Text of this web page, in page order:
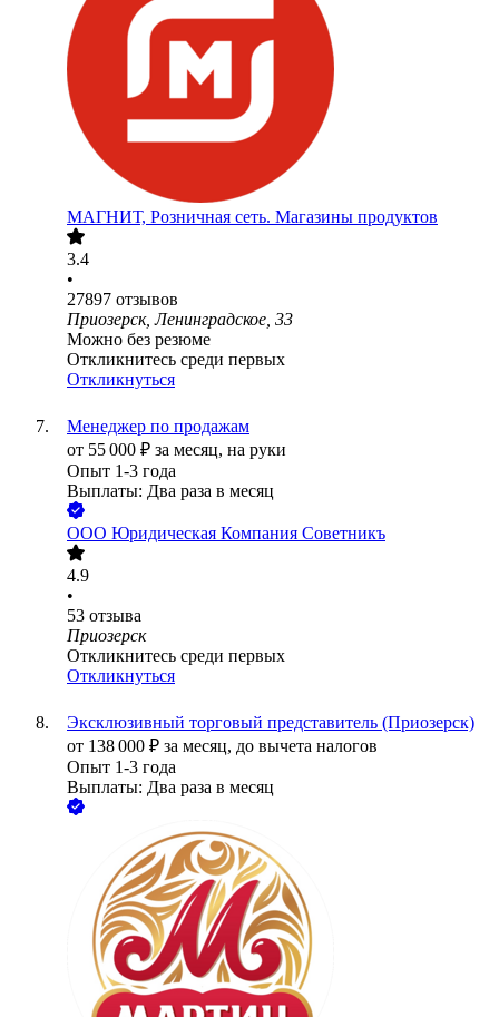
МАГНИТ, Розничная сеть. Магазины продуктов
3.4
•
27897 отзывов
Приозерск, Ленинградское, 33
Можно без резюме
Откликнитесь среди первых
Откликнуться
Менеджер по продажам
от 55 000 ₽ за месяц, на руки
Опыт 1-3 года
Выплаты: Два раза в месяц
ООО Юридическая Компания Советникъ
4.9
•
53 отзыва
Приозерск
Откликнитесь среди первых
Откликнуться
Эксклюзивный торговый представитель (Приозерск)
от 138 000 ₽ за месяц, до вычета налогов
Опыт 1-3 года
Выплаты: Два раза в месяц